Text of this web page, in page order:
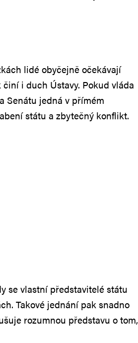
lidé obyčejně očekávají
i duch Ústavy. Pokud vláda
Senátu jedná v přímém
státu a zbytečný konflikt.
se vlastní představitelé státu
Takové jednání pak snadno
rozumnou představu o tom,